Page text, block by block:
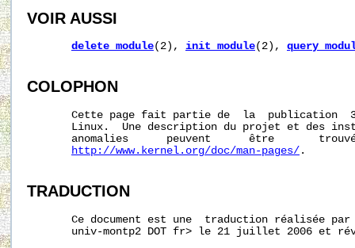
VOIR AUSSI
delete_module(2), init_module(2),
COLOPHON
Cette page fait partie de  la  publication
Linux.  Une description du projet et des
anomalies      peuvent      être
http://www.kernel.org/doc/man-pages/ .
TRADUCTION
Ce document est une  traduction réalisée
univ-montp2 DOT fr> le 21 juillet 2006 et